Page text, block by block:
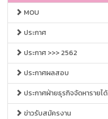
MOU
ประกาศ
ประกาศ >>> 2562
ประกาศผลสอบ
ประกาศฝ่ายธุรกิจจัดหารายได้
ข่าวรับสมัครงาน